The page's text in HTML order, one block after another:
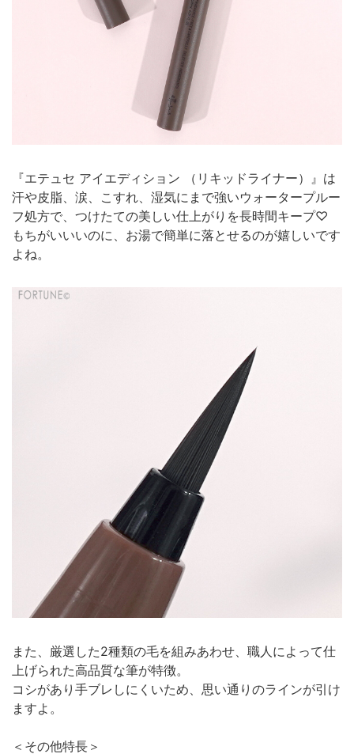
『エテュセ アイエディション （リキッドライナー）』は
汗や皮脂、涙、こすれ、湿気にまで強いウォータープルー
フ処方で、つけたての美しい仕上がりを長時間キープ♡
もちがいいいのに、お湯で簡単に落とせるのが嬉しいです
よね。
また、厳選した2種類の毛を組みあわせ、職人によって仕
上げられた高品質な筆が特徴。
コシがあり手ブレしにくいため、思い通りのラインが引け
ますよ。
＜その他特長＞